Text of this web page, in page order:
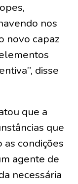
nos
novo capaz
disse
que a
que
condições
agente de
necessária